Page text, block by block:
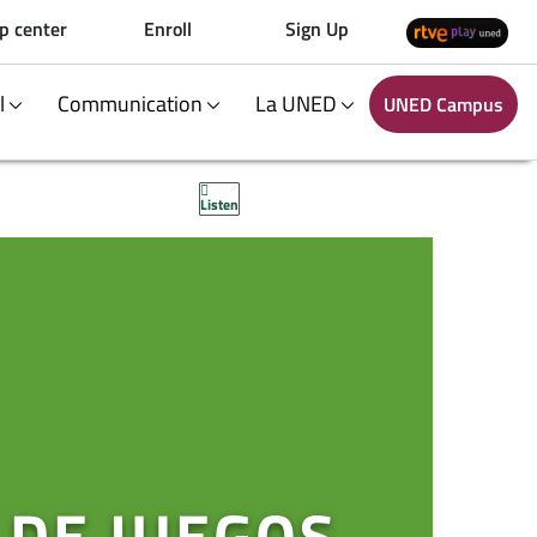
center Enroll Sign Up
Communication La UNED UNED Campus
Listen